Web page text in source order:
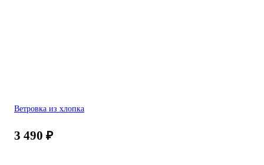
Ветровка из хлопка
3 490 ₽